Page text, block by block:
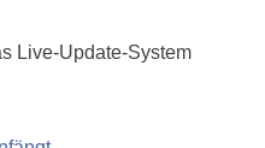
Live-Update-System